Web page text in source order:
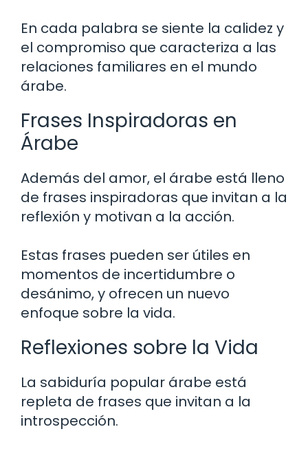
En cada palabra se siente la calidez y
el compromiso que caracteriza a las
relaciones familiares en el mundo
árabe.
Frases Inspiradoras en
Árabe
Además del amor, el árabe está lleno
de frases inspiradoras que invitan a la
reflexión y motivan a la acción.
Estas frases pueden ser útiles en
momentos de incertidumbre o
desánimo, y ofrecen un nuevo
enfoque sobre la vida.
Reflexiones sobre la Vida
La sabiduría popular árabe está
repleta de frases que invitan a la
introspección.